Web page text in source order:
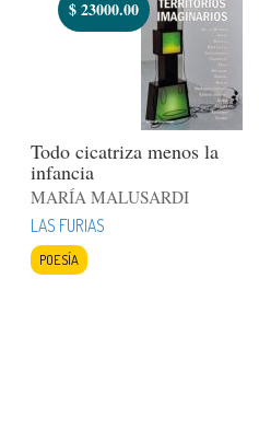
$23000.00
Todo cicatriza menos la
infancia
MARÍA MALUSARDI
LAS FURIAS
POESÍA